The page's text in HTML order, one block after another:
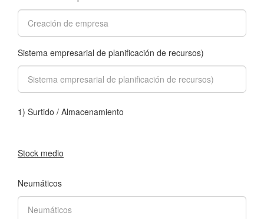
Sistema empresarial de planificación de recursos)
1) Surtido / Almacenamiento
Stock medio
Neumáticos